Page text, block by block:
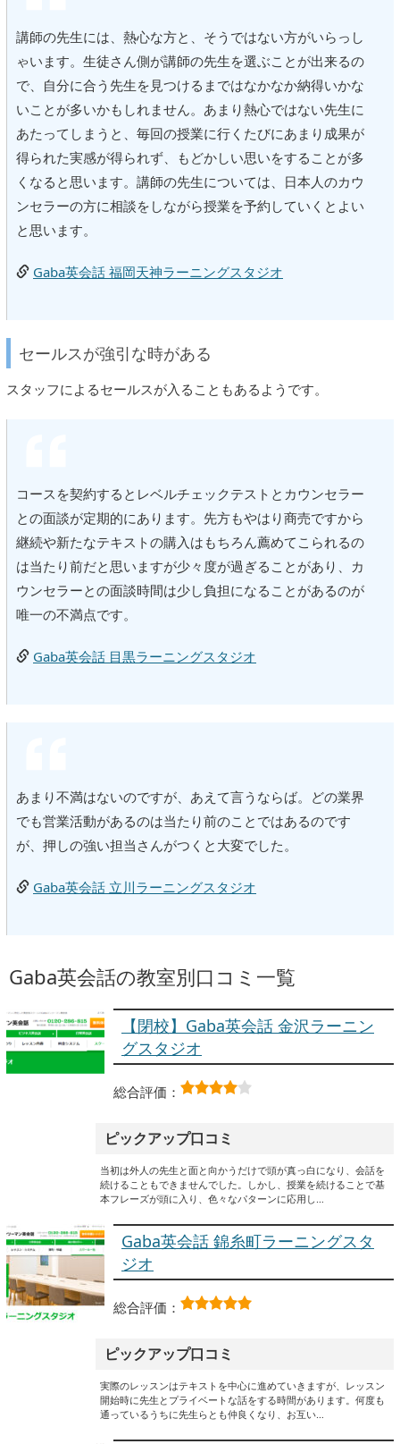
講師の先生には、熱心な方と、そうではない方がいらっし
ゃいます。生徒さん側が講師の先生を選ぶことが出来るの
で、自分に合う先生を見つけるまではなかなか納得いかな
いことが多いかもしれません。あまり熱心ではない先生に
あたってしまうと、毎回の授業に行くたびにあまり成果が
得られた実感が得られず、もどかしい思いをすることが多
くなると思います。講師の先生については、日本人のカウ
ンセラーの方に相談をしながら授業を予約していくとよい
と思います。
Gaba英会話 福岡天神ラーニングスタジオ
セールスが強引な時がある
スタッフによるセールスが入ることもあるようです。
コースを契約するとレベルチェックテストとカウンセラー
との面談が定期的にあります。先方もやはり商売ですから
継続や新たなテキストの購入はもちろん薦めてこられるの
は当たり前だと思いますが少々度が過ぎることがあり、カ
ウンセラーとの面談時間は少し負担になることがあるのが
唯一の不満点です。
Gaba英会話 目黒ラーニングスタジオ
あまり不満はないのですが、あえて言うならば。どの業界
でも営業活動があるのは当たり前のことではあるのです
が、押しの強い担当さんがつくと大変でした。
Gaba英会話 立川ラーニングスタジオ
Gaba英会話の教室別口コミ一覧
【閉校】Gaba英会話 金沢ラーニン
グスタジオ
総合評価：
ピックアップ口コミ
当初は外人の先生と面と向かうだけで頭が真っ白になり、会話を
続けることもできませんでした。しかし、授業を続けることで基
本フレーズが頭に入り、色々なパターンに応用し…
Gaba英会話 錦糸町ラーニングスタ
ジオ
総合評価：
ピックアップ口コミ
実際のレッスンはテキストを中心に進めていきますが、レッスン
開始時に先生とプライベートな話をする時間があります。何度も
通っているうちに先生らとも仲良くなり、お互い…